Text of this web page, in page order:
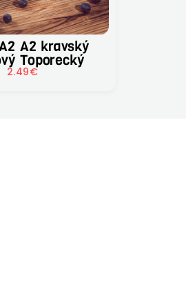
jahodový Toporecký
2.49€